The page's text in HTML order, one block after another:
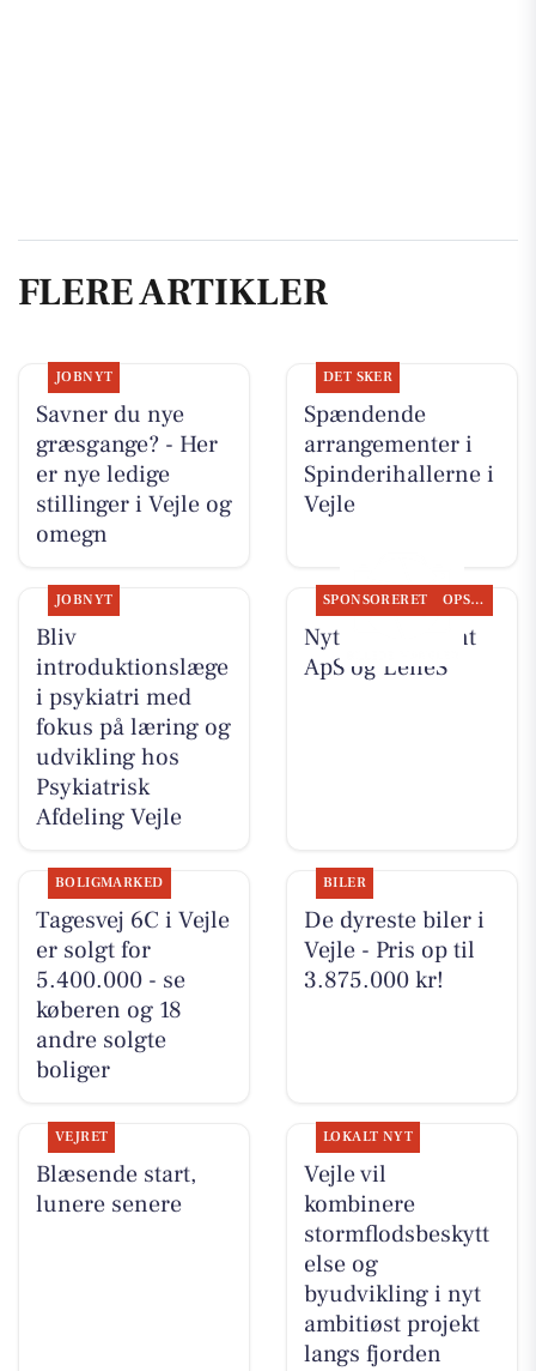
FLERE ARTIKLER
JOBNYT
Savner du nye
græsgange? - Her
er nye ledige
stillinger i Vejle og
omegn
DET SKER
Spændende
arrangementer i
Spinderihallerne i
Vejle
JOBNYT
Bliv
introduktionslæge
i psykiatri med
fokus på læring og
udvikling hos
Psykiatrisk
Afdeling Vejle
SPONSORERET OPSLAGSTAVLEN
Nyt fra Fairpaint
ApS og LeneS
BOLIGMARKED
Tagesvej 6C i Vejle
er solgt for
5.400.000 - se
køberen og 18
andre solgte
boliger
BILER
De dyreste biler i
Vejle - Pris op til
3.875.000 kr!
VEJRET
Blæsende start,
lunere senere
LOKALT NYT
Vejle vil
kombinere
stormflodsbeskytt
else og
byudvikling i nyt
ambitiøst projekt
langs fjorden